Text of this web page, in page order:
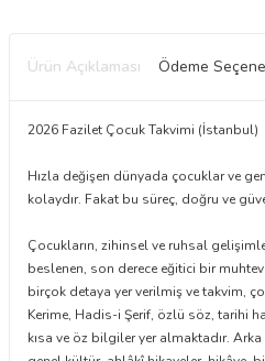
Ürün Açıklaması Ödeme
2026 Fazilet Çocuk Takvimi (İstanbul)
Hızla değişen dünyada çocuklar ve
kolaydır. Fakat bu süreç, doğru ve
Çocukların, zihinsel ve ruhsal
beslenen, son derece eğitici bir
birçok detaya yer verilmiş ve takvim,
Kerime, Hadis-i Şerif, özlü söz, tarihi
kısa ve öz bilgiler yer almaktadır.